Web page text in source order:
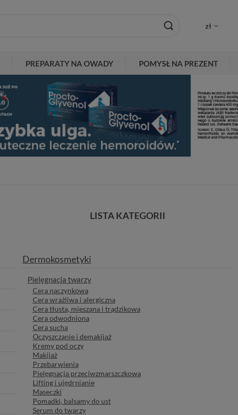
zł
PREPARATY NA OWADY POMYSŁ NA PREZENT
LISTA KATEGORII
Dermokosmetyki
Pielęgnacja twarzy
Cera naczynkowa
Cera wrażliwa i alergiczna
Cera tłusta, mieszana i trądzikowa
Cera odwodniona
Cera sucha
Oczyszczanie i demakijaż
Kremy pod oczy
Makijaż
Przebarwienia
Pielęgnacja przeciwzmarszczkowa
Lifting i ujędrnianie
Maseczki
Pomadki, balsamy do ust
Serum do twarzy